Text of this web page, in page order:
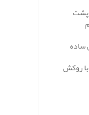
پشت
با روکش